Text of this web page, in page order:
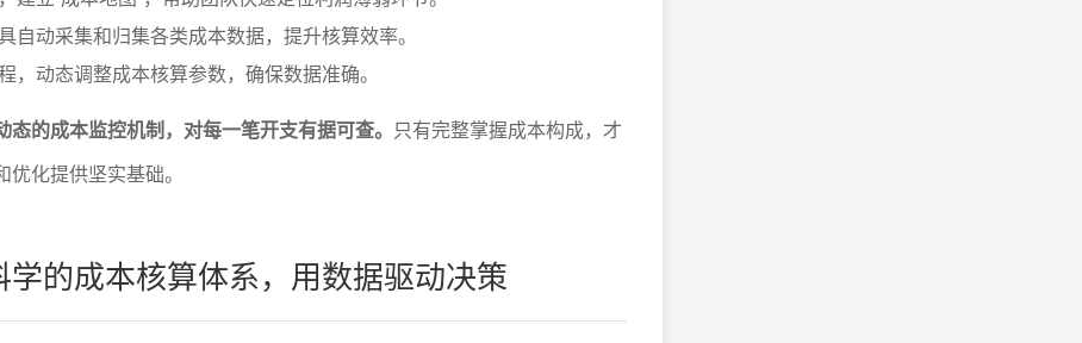
自动采集和归集各类成本数据，提升核算效率。
，动态调整成本核算参数，确保数据准确。
态的成本监控机制，对每一笔开支有据可查。 只有完整掌握成本构成，才
化提供坚实基础。
学的成本核算体系，用数据驱动决策